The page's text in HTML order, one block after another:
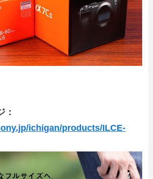
：
ichigan/products/ILCE-